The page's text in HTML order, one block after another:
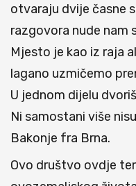
otvaraju dvije časne
razgovora nude nam
Mjesto je kao iz raja
lagano uzmičemo
U jednom dijelu
Ni samostani više
Bakonje fra Brna.
Ovo društvo ovdje